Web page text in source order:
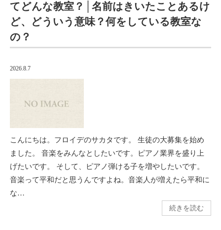
てどんな教室？│名前はきいたことあるけ
ど、どういう意味？何をしている教室な
の？
2026.8.7
こんにちは。フロイデのサカタです。 生徒の大募集を始め
ました。 音楽をみんなとしたいです。ピアノ業界を盛り上
げたいです。 そして、ピアノ弾ける子を増やしたいです。
音楽って平和だと思うんですよね。音楽人が増えたら平和に
な…
続きを読む